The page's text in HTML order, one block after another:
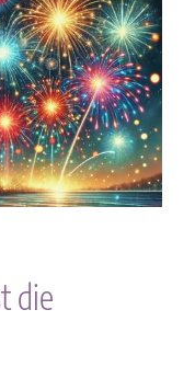
die